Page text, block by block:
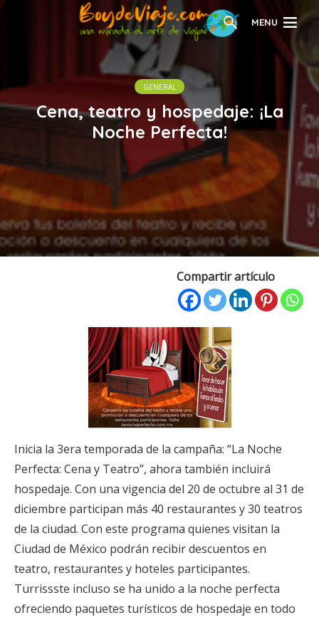
MENU
GENERAL
Cena, teatro y hospedaje: ¡La
Noche Perfecta!
Compartir artículo
Inicia la 3era temporada de la campaña: “La Noche
Perfecta: Cena y Teatro”, ahora también incluirá
hospedaje. Con una vigencia del 20 de octubre al 31 de
diciembre participan más 40 restaurantes y 30 teatros
de la ciudad. Con este programa quienes visitan la
Ciudad de México podrán recibir descuentos en
teatro, restaurantes y hoteles participantes.
Turrissste incluso se ha unido a la noche perfecta
ofreciendo paquetes turísticos de hospedaje en todo